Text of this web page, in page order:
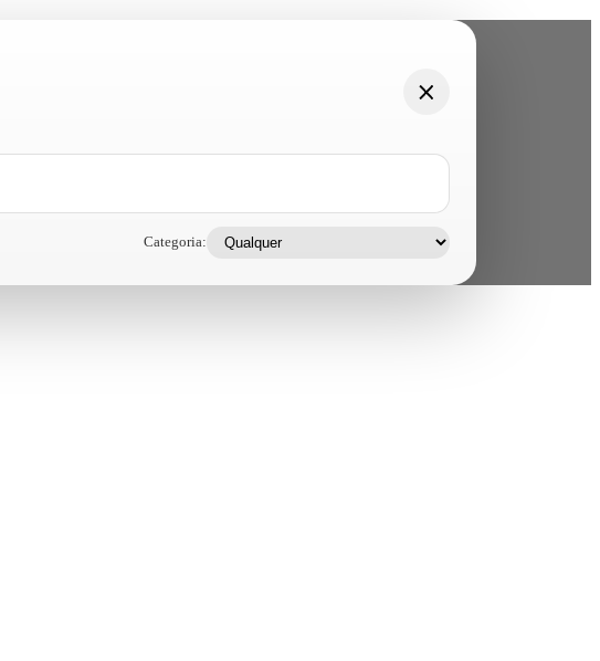
Categoria: